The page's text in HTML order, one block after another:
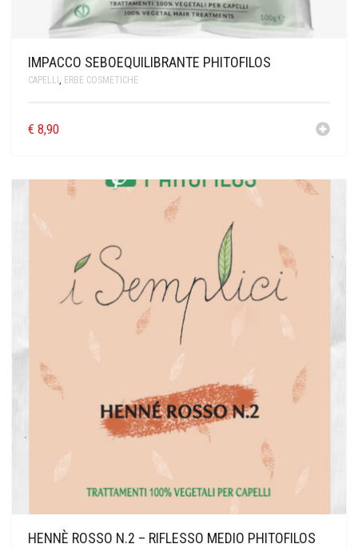
IMPACCO SEBOEQUILIBRANTE PHITOFILOS
CAPELLI ERBE COSMETICHE
€ 8,90
HENNÈ ROSSO N.2 – RIFLESSO MEDIO PHITOFILOS